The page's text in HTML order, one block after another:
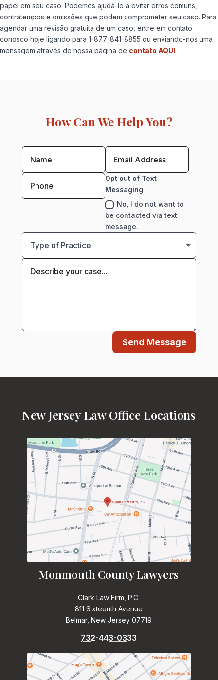
papel em seu caso. Podemos ajudá-lo a evitar erros comuns,
contratempos e omissões que podem comprometer seu caso. Para
agendar uma revisão gratuita de um caso, entre em contato
conosco hoje ligando para 1-877-841-8855 ou enviando-nos uma
mensagem através de nossa página de contato AQUI.
How Can We Help You?
Opt out of Text
Messaging
No, I do not want to
be contacted via text
message.
Send Message
New Jersey Law Office Locations
Monmouth County Lawyers
Clark Law Firm, P.C.
811 Sixteenth Avenue
Belmar, New Jersey 07719
732-443-0333